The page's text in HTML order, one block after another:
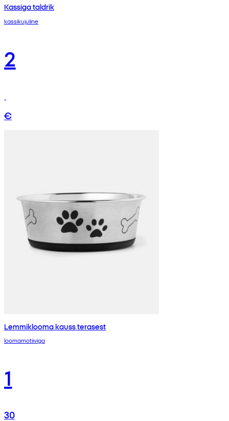
Kassiga taldrik
kassikujuline
2
€
Lemmiklooma kauss terasest
loomamotiiviga
1
30